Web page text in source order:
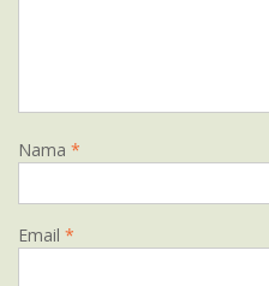
Nama *
Email *